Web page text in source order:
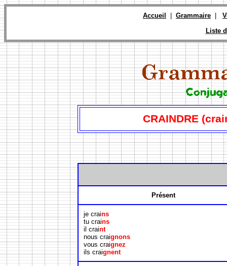
Accueil Grammaire
Liste
CRAINDRE
Présent
je crains
tu crains
il craint
nous craignons
vous craignez
ils craignent